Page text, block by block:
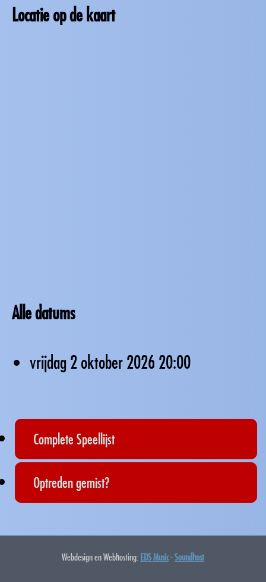
Locatie op de kaart
Alle datums
vrijdag 2 oktober 2026 20:00
Complete Speellijst
Optreden gemist?
Webdesign en Webhosting: EDS Music-Soundhost